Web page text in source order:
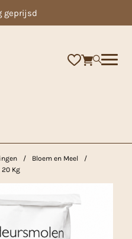
geprijsd
/ Bloem en Meel
/
20 Kg